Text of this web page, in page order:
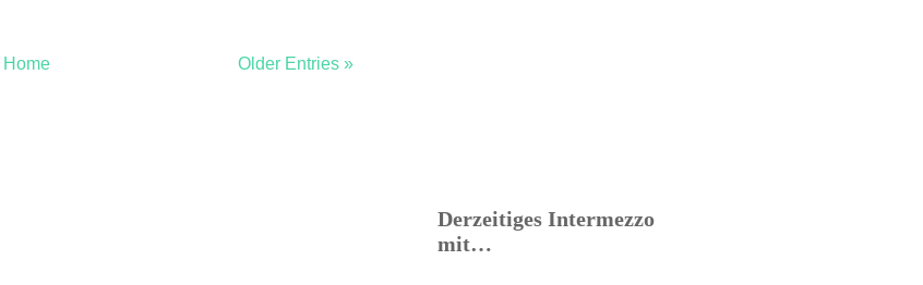
Home Older Entries »
Derzeitiges Intermezzo
mit…